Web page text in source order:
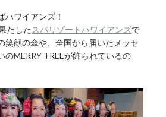
ハワイアンズ！
たした スパリゾートハワイアンズで
笑顔の傘や、全国から届いたメッセ
のMERRY TREEが飾られているの